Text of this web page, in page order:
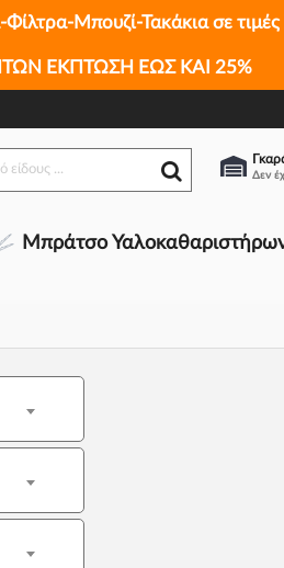
Μπουζί-Τακάκια σε
ΕΚΠΤΩΣΗ ΕΩΣ ΚΑΙ 25%
Μπράτσο